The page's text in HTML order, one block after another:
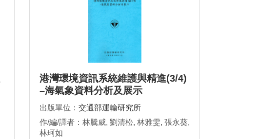
港灣環境資訊系統維護與精進(3/4)
–海氣象資料分析及展示
出版單位： 交通部運輸研究所
作/編/譯者：林騰威, 劉清松, 林雅雯, 張永葵,
林珂如